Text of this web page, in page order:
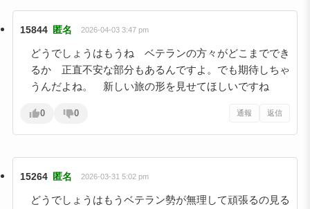
15844 匿名 2026-04-03 3:47 pm
どうでしょうはもうね ベテランの方々がどこまででき
るか 正直不安な部分もあるんですよ。でも期待しちゃ
うんだよね。 新しい旅の形を見せてほしいですね
0 0 通報 返信
15264 匿名 2026-03-31 5:02 pm
どうでしょうはもうベテラン勢が無理して頑張るの見る